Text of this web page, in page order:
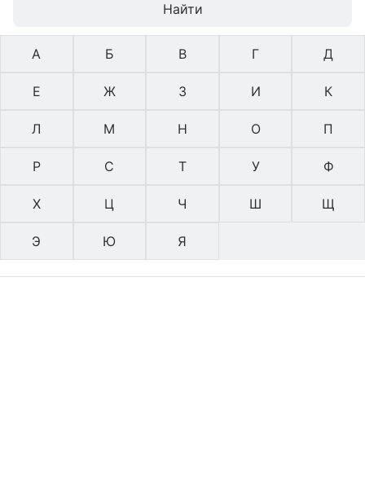
Найти
А Б В Г Д
Е Ж З И К
Л М Н О П
Р С Т У Ф
Х Ц Ч Ш Щ
Э Ю Я